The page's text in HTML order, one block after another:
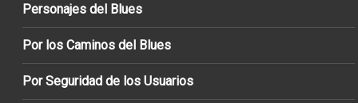
Personajes del Blues
Por los Caminos del Blues
Por Seguridad de los Usuarios